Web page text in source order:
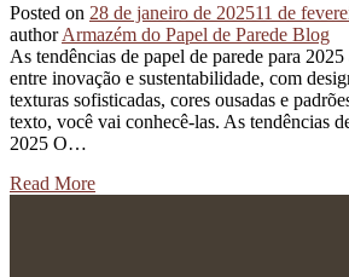
Posted on 28 de janeiro de 202511 de
author Armazém do Papel de Parede Blog
As tendências de papel de parede para
entre inovação e sustentabilidade, com
texturas sofisticadas, cores ousadas e
texto, você vai conhecê-las. As tendências
2025 O…
Read More